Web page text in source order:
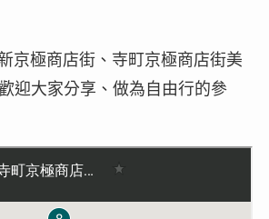
京極商店街、寺町京極商店街美
迎大家分享、做為自由行的參